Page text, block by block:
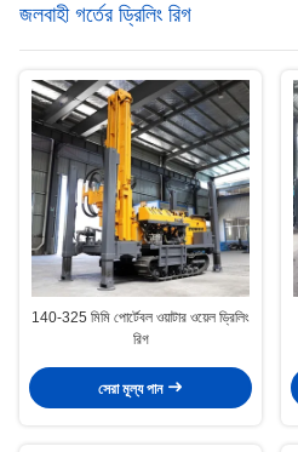
জলবাহী গর্তের ড্রিলিং রিগ
140-325 মিমি পোর্টেবল ওয়াটার ওয়েল ড্রিলিং
রিগ
সেরা মূল্য পান